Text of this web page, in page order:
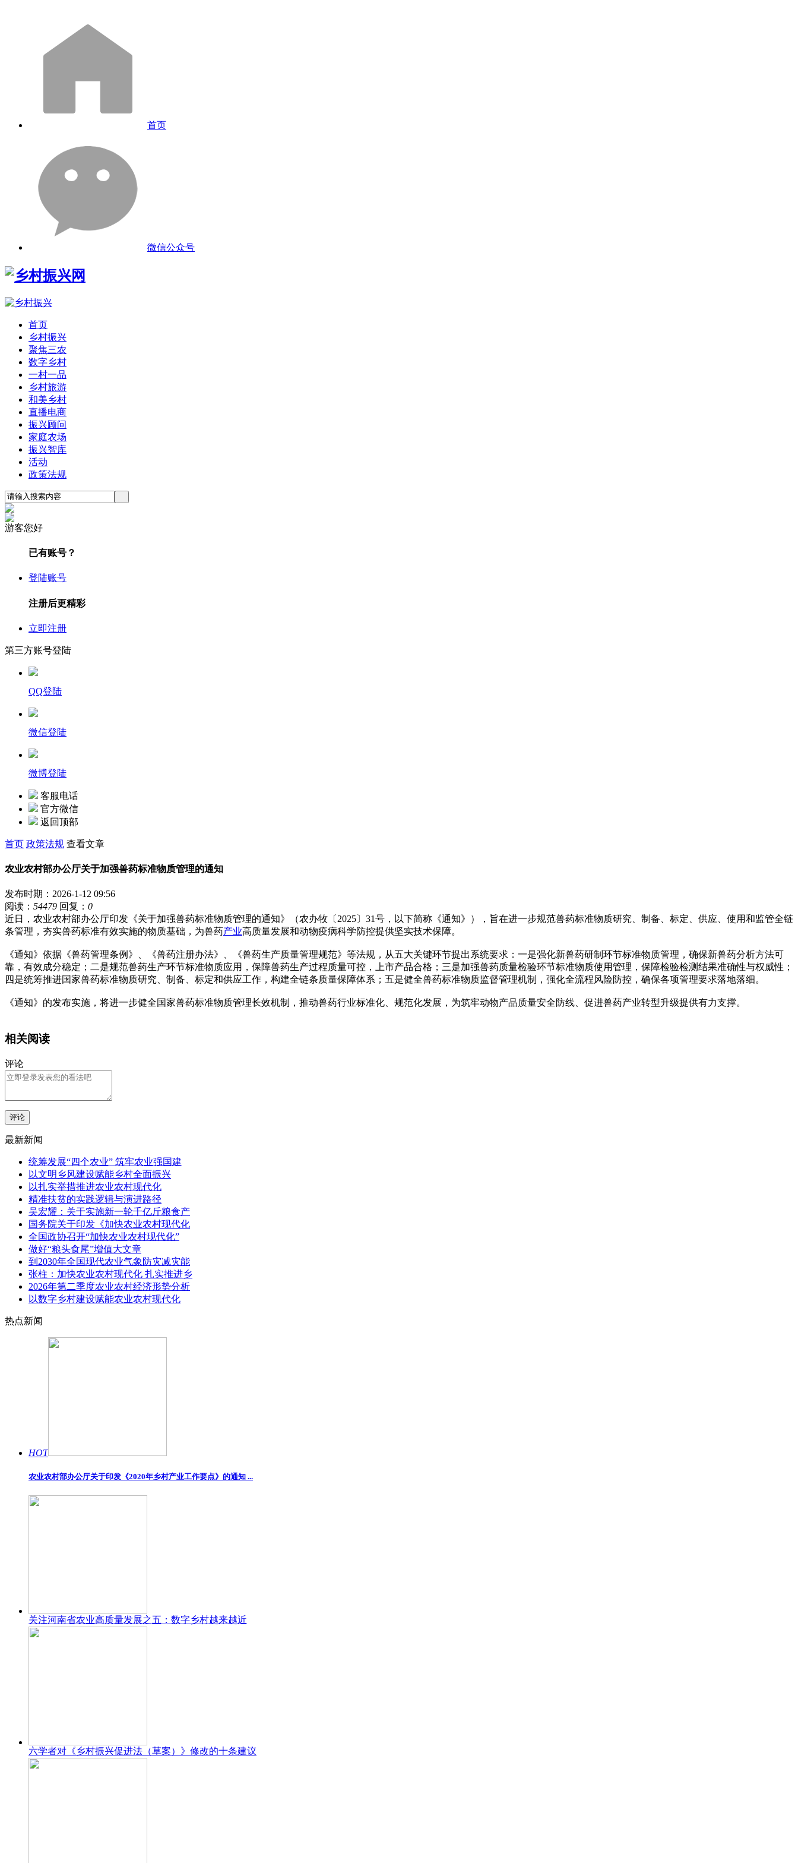
首页
微信公众号
首页
乡村振兴
聚焦三农
数字乡村
一村一品
乡村旅游
和美乡村
直播电商
振兴顾问
家庭农场
振兴智库
活动
政策法规
游客您好
已有账号？
登陆账号
注册后更精彩
立即注册
第三方账号登陆
QQ登陆
微信登陆
微博登陆
客服电话
官方微信
返回顶部
首页 政策法规 查看文章
农业农村部办公厅关于加强兽药标准物质管理的通知
发布时期：2026-1-12 09:56
阅读： 54479 回复： 0
近日，农业农村部办公厅印发《关于加强兽药标准物质管理的通知》（农办牧〔2025〕31号，以下简称《通知》），旨在进一步规范兽药标准物质研究、制备、标定、供应、使用和监管全链
条管理，夯实兽药标准有效实施的物质基础，为兽药产业高质量发展和动物疫病科学防控提供坚实技术保障。
《通知》依据《兽药管理条例》、《兽药注册办法》、《兽药生产质量管理规范》等法规，从五大关键环节提出系统要求：一是强化新兽药研制环节标准物质管理，确保新兽药分析方法可
靠，有效成分稳定；二是规范兽药生产环节标准物质应用，保障兽药生产过程质量可控，上市产品合格；三是加强兽药质量检验环节标准物质使用管理，保障检验检测结果准确性与权威性；
四是统筹推进国家兽药标准物质研究、制备、标定和供应工作，构建全链条质量保障体系；五是健全兽药标准物质监督管理机制，强化全流程风险防控，确保各项管理要求落地落细。
《通知》的发布实施，将进一步健全国家兽药标准物质管理长效机制，推动兽药行业标准化、规范化发展，为筑牢动物产品质量安全防线、促进兽药产业转型升级提供有力支撑。
相关阅读
评论
评论
最新新闻
统筹发展“四个农业” 筑牢农业强国建
以文明乡风建设赋能乡村全面振兴
以扎实举措推进农业农村现代化
精准扶贫的实践逻辑与演进路径
吴宏耀：关于实施新一轮千亿斤粮食产
国务院关于印发《加快农业农村现代化
全国政协召开“加快农业农村现代化”
做好“粮头食尾”增值大文章
到2030年全国现代农业气象防灾减灾能
张柱：加快农业农村现代化 扎实推进乡
2026年第二季度农业农村经济形势分析
以数字乡村建设赋能农业农村现代化
热点新闻
HOT
农业农村部办公厅关于印发《2020年乡村产业工作要点》的通知 ...
关注河南省农业高质量发展之五：数字乡村越来越近
六学者对《乡村振兴促进法（草案）》修改的十条建议